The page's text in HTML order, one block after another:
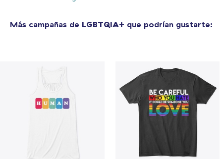
Más campañas de LGBTQIA+ que podrían gustarte: